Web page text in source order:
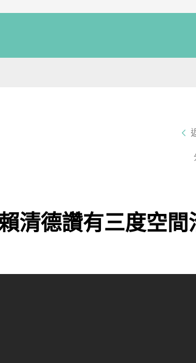
清德讚有三度空間